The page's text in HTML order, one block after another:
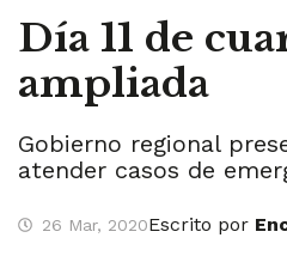
Día 11 de
ampliada
Gobierno regional
atender casos de
26 Mar, 2020Escrito por